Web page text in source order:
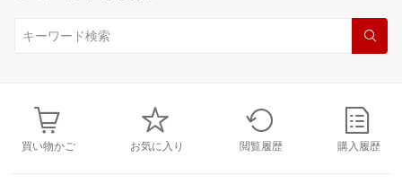
買い物かご お気に入り 閲覧履歴 購入履歴